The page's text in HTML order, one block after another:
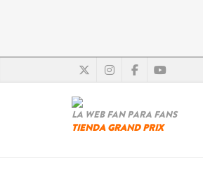
LA WEB FAN PARA FANS
TIENDA GRAND PRIX